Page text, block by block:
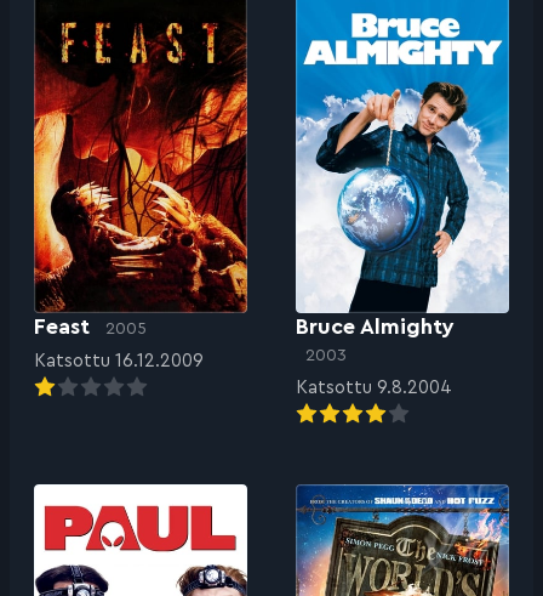
Feast 2005
Katsottu 16.12.2009
Bruce Almighty
2003
Katsottu 9.8.2004